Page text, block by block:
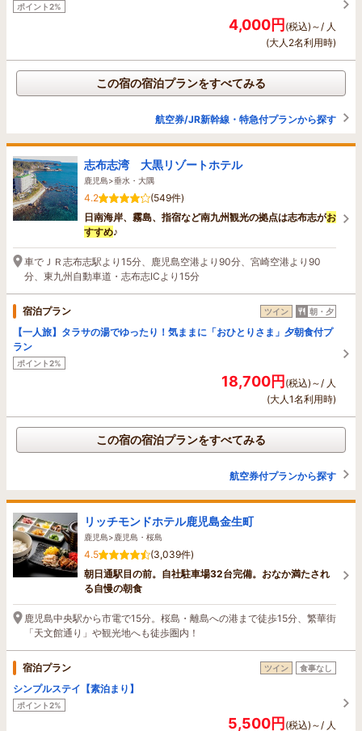
ポイント2%
4,000円(税込)～/ 人
(大人2名利用時)
この宿の宿泊プランをすべてみる
航空券/JR新幹線・特急付プランから探す
志布志湾 大黒リゾートホテル
鹿児島>垂水・大隅
4.2
(549件)
日南海岸、霧島、指宿など南九州観光の拠点は志布志がお
すすめ♪
車でＪＲ志布志駅より15分、鹿児島空港より90分、宮崎空港より90
分、東九州自動車道・志布志ICより15分
宿泊プラン ツイン 朝・夕
【一人旅】タラサの湯でゆったり！気ままに「おひとりさま」夕朝食付プ
ラン
ポイント2%
18,700円(税込)～/ 人
(大人1名利用時)
この宿の宿泊プランをすべてみる
航空券付プランから探す
リッチモンドホテル鹿児島金生町
鹿児島>鹿児島・桜島
4.5
(3,039件)
朝日通駅目の前。自社駐車場32台完備。おなか満たされ
る自慢の朝食
鹿児島中央駅から市電で15分。桜島・離島への港まで徒歩15分、繁華街
「天文館通り」や観光地へも徒歩圏内！
宿泊プラン ツイン 食事なし
シンプルステイ【素泊まり】
ポイント2%
5,500円(税込)～/ 人